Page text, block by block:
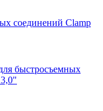
соединений Сlamp
быстросъемных